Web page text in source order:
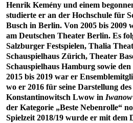
Henrik Kemény und einem
studierte er an der Hochschule für
Busch in Berlin. Von 2005 bis 2009
am Deutschen Theater Berlin. Es
Salzburger Festspielen, Thalia
Schauspielhaus Zürich, Theater
Schauspielhaus Hamburg sowie
2015 bis 2019 war er
wo er 2016 für seine Darstellung
Konstantinowitsch Lwow in Iwanow
der Kategorie „Beste Nebenrolle“
Spielzeit 2018/19 wurde er mit dem